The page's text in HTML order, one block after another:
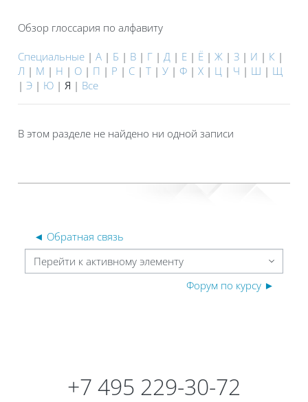
Обзор глоссария по алфавиту
Специальные | А | Б | В | Г | Д | Е | Ё | Ж | З | И | К |
Л | М | Н | О | П | Р | С | Т | У | Ф | Х | Ц | Ч | Ш | Щ
| Э | Ю | Я | Все
В этом разделе не найдено ни одной записи
◄ Обратная связь
Перейти к активному элементу
Форум по курсу ►
+7 495 229-30-72